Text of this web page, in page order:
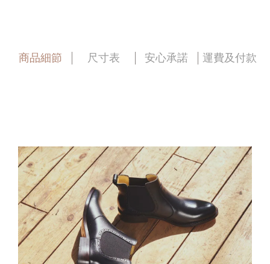
商品細節 尺寸表 安心承諾 運費及付款